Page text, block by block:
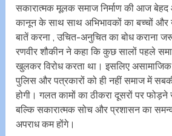
सकारात्मक मूलक समाज निर्माण की आज
कानून के साथ साथ अभिभावकों का बच्चों
बातें करना , उचित-अनुचित का बोध कराना
रणवीर शौकीन ने कहा कि कुछ सालों पहले
खुलकर विरोध करता था। इसलिए
पुलिस और पत्रकारों‌ को ही नहीं समाज में
होगी। गलत कामों का ठीकरा दूसरों पर फोड़ने
बल्कि सकारात्मक सोच और प्रशासन का
अपराध कम होंगे।